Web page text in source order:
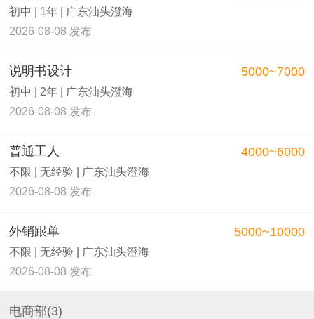
初中 | 1年 | 广东汕头澄海
2026-08-08 发布
说明书设计
初中 | 2年 | 广东汕头澄海
2026-08-08 发布
5000~7000
普通工人
不限 | 无经验 | 广东汕头澄海
2026-08-08 发布
4000~6000
外销跟单
不限 | 无经验 | 广东汕头澄海
2026-08-08 发布
5000~10000
电商部(3)